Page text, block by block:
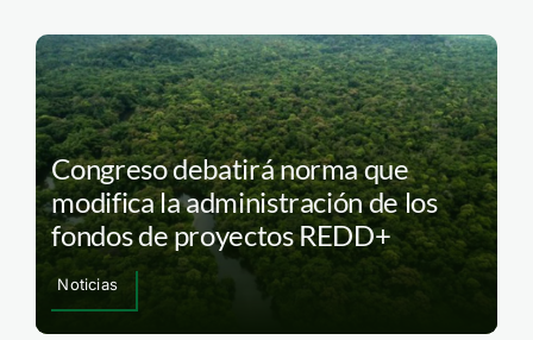
Congreso debatirá norma que
modifica la administración de los
fondos de proyectos REDD+
Noticias